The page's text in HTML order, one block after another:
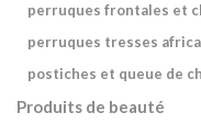
perruques frontales et
perruques tresses
postiches et queue de
Produits de beauté